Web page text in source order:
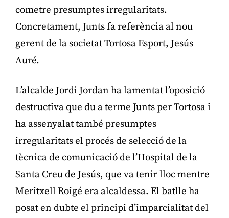
cometre presumptes irregularitats.
Concretament, Junts fa referència al nou
gerent de la societat Tortosa Esport, Jesús
Auré.
L’alcalde Jordi Jordan ha lamentat l’oposició
destructiva que du a terme Junts per Tortosa i
ha assenyalat també presumptes
irregularitats el procés de selecció de la
tècnica de comunicació de l’Hospital de la
Santa Creu de Jesús, que va tenir lloc mentre
Meritxell Roigé era alcaldessa. El batlle ha
posat en dubte el principi d’imparcialitat del